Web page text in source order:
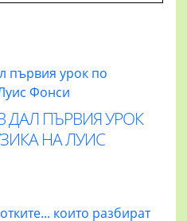
ДАЛ ПЪРВИЯ УРОК
НА ЛУИС